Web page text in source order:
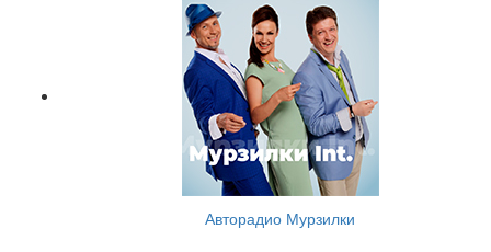
Авторадио Мурзилки